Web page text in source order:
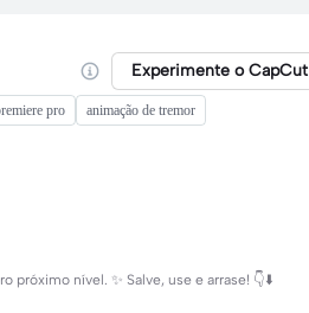
Experimente o CapCut
pro
animação de tremor
nível. ✨ Salve, use e arrase! 👇⬇️